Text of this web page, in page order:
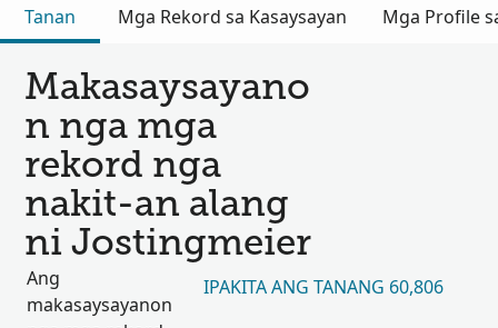
Tanan
Mga Rekord sa Kasaysayan Mga Profile
Makasaysayano
n nga mga
rekord nga
nakit-an alang
ni Jostingmeier
Ang
makasaysayanon
IPAKITA ANG TANANG 60,806